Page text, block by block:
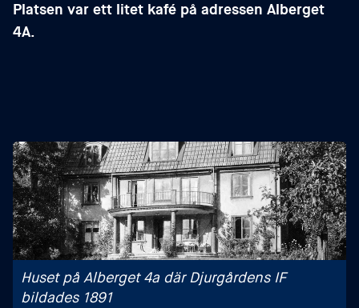
Platsen var ett litet kafé på adressen Alberget
4A.
Huset på Alberget 4a där Djurgårdens IF
bildades 1891